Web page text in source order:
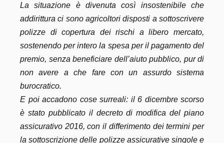
La situazione è divenuta così insostenibile che
addirittura ci sono agricoltori disposti a sottoscrivere
polizze di copertura dei rischi a libero mercato,
sostenendo per intero la spesa per il pagamento del
premio, senza beneficiare dell’aiuto pubblico, pur di
non avere a che fare con un assurdo sistema
burocratico.
E poi accadono cose surreali: il 6 dicembre scorso
è stato pubblicato il decreto di modifica del piano
assicurativo 2016, con il differimento dei termini per
la sottoscrizione delle polizze assicurative singole e